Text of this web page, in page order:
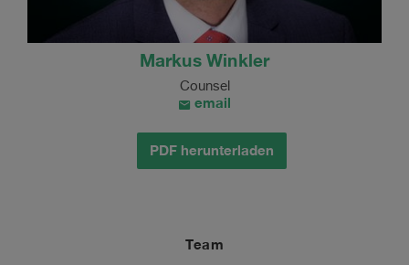
Markus Winkler
Counsel
email
PDF herunterladen
Team